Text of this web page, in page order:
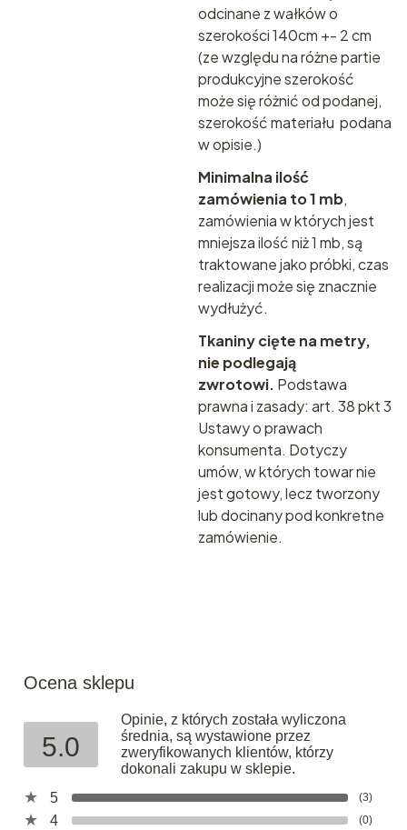
odcinane z wałków o
szerokości 140cm +- 2 cm
(ze względu na różne partie
produkcyjne szerokość
może się różnić od podanej,
szerokość materiału podana
w opisie.)
Minimalna ilość
zamówienia to 1 mb,
zamówienia w których jest
mniejsza ilość niż 1 mb, są
traktowane jako próbki, czas
realizacji może się znacznie
wydłużyć.
Tkaniny cięte na metry,
nie podlegają
zwrotowi. Podstawa
prawna i zasady: art. 38 pkt 3
Ustawy o prawach
konsumenta. Dotyczy
umów, w których towar nie
jest gotowy, lecz tworzony
lub docinany pod konkretne
zamówienie.
Ocena sklepu
5.0
Opinie, z których została wyliczona
średnia, są wystawione przez
zweryfikowanych klientów, którzy
dokonali zakupu w sklepie.
5
(3)
4 (0)